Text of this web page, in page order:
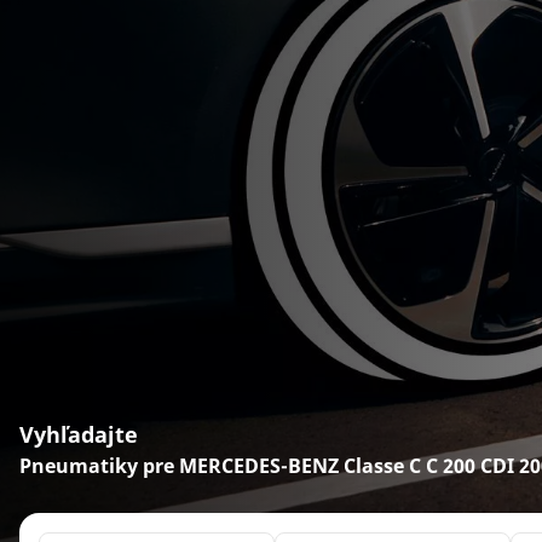
Vyhľadajte
Pneumatiky pre MERCEDES-BENZ Classe C C 200 CDI